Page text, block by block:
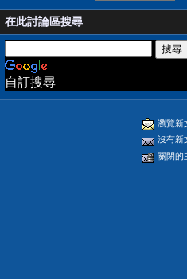
在此討論區搜尋
自訂搜尋
瀏覽新
沒有新
關閉的